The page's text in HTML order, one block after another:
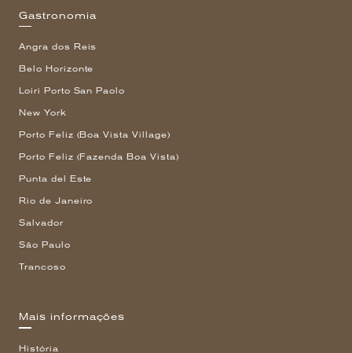
Gastronomia
Angra dos Reis
Belo Horizonte
Loiri Porto San Paolo
New York
Porto Feliz (Boa Vista Village)
Porto Feliz (Fazenda Boa Vista)
Punta del Este
Rio de Janeiro
Salvador
São Paulo
Trancoso
Mais informações
História